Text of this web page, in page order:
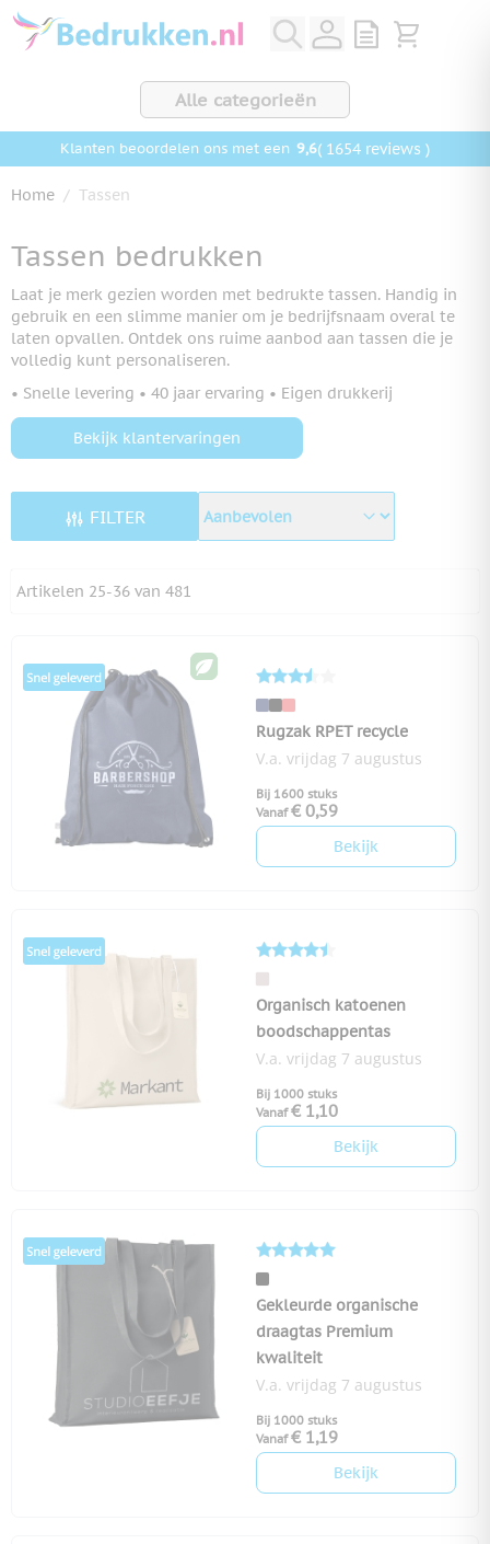
Ga naar de inhoud
View quote,
Bekijk
Alle categorieën
Klanten beoordelen ons met een 9,6( 1654 reviews )
Home / Tassen
Tassen bedrukken
Laat je merk gezien worden met bedrukte tassen. Handig in
gebruik en een slimme manier om je bedrijfsnaam overal te
laten opvallen. Ontdek ons ruime aanbod aan tassen die je
volledig kunt personaliseren.
• Snelle levering • 40 jaar ervaring • Eigen drukkerij
Bekijk klantervaringen
FILTER
Artikelen 25-36 van 481
Rugzak RPET recycle
V.a. vrijdag 7 augustus
Bij 1600 stuks
Vanaf € 0,59
Bekijk
Organisch katoenen
boodschappentas
V.a. vrijdag 7 augustus
Bij 1000 stuks
Vanaf € 1,10
Bekijk
Gekleurde organische
draagtas Premium
kwaliteit
V.a. vrijdag 7 augustus
Bij 1000 stuks
Vanaf € 1,19
Bekijk